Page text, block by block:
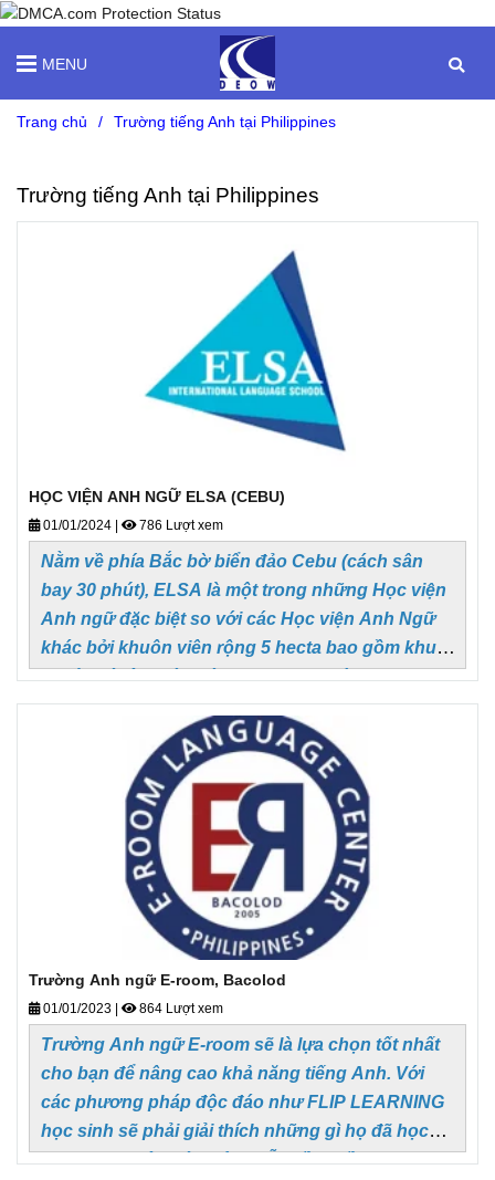
MENU
Trang chủ / Trường tiếng Anh tại Philippines
Trường tiếng Anh tại Philippines
HỌC VIỆN ANH NGỮ ELSA (CEBU)
01/01/2024 786 Lượt xem
Nằm về phía Bắc bờ biển đảo Cebu (cách sân
bay 30 phút), ELSA là một trong những Học viện
Anh ngữ đặc biệt so với các Học viện Anh Ngữ
khác bởi khuôn viên rộng 5 hecta bao gồm khu
ký túc xá rộng lớn với đa dạng tiện tích phục vụ
cho mục đích thư giãn và thể thao như hồ bơi,
sân bóng rổ, sân cầu lông, hồ bơi, sân chơi cho
Trường Anh ngữ E-room, Bacolod
01/01/2023 | 864 Lượt xem
Trường Anh ngữ E-room sẽ là lựa chọn tốt nhất
cho bạn để nâng cao khả năng tiếng Anh. Với
các phương pháp độc đáo như FLIP LEARNING
học sinh sẽ phải giải thích những gì họ đã học
được như một giáo viên, mỗi tuần 1 lần. Phương